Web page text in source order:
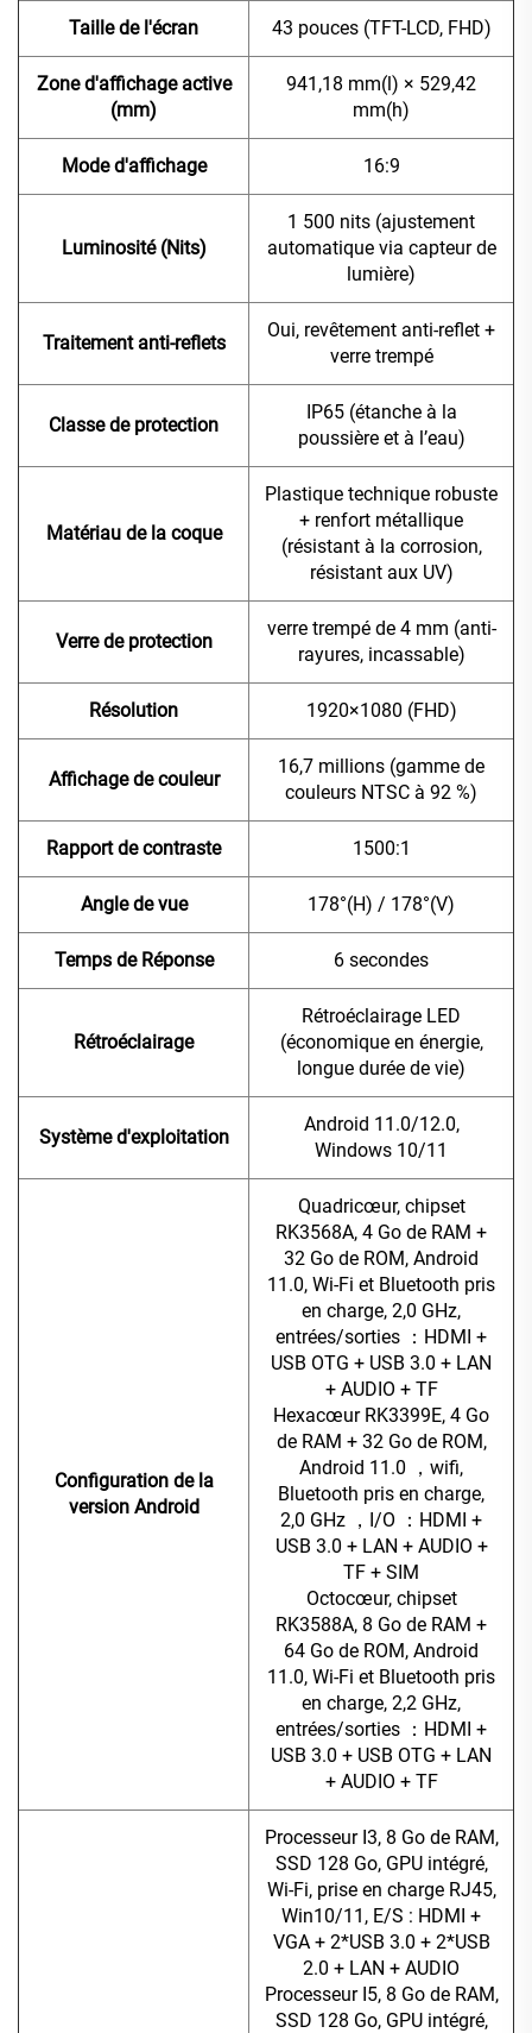
Taille de l'écran 43 pouces (TFT-LCD, FHD)
Zone d'affichage active
(mm)
941,18 mm(l) × 529,42
mm(h)
Mode d'affichage 16:9
Luminosité (Nits)
1 500 nits (ajustement
automatique via capteur de
lumière)
Traitement anti-reflets
Oui, revêtement anti-reflet +
verre trempé
Classe de protection
IP65 (étanche à la
poussière et à l’eau)
Matériau de la coque
Plastique technique robuste
+ renfort métallique
(résistant à la corrosion,
résistant aux UV)
Verre de protection
verre trempé de 4 mm (anti-
rayures, incassable)
Résolution 1920×1080 (FHD)
Affichage de couleur
16,7 millions (gamme de
couleurs NTSC à 92 %)
Rapport de contraste 1500:1
Angle de vue 178°(H) / 178°(V)
Temps de Réponse 6 secondes
Rétroéclairage
Rétroéclairage LED
(économique en énergie,
longue durée de vie)
Système d'exploitation
Android 11.0/12.0,
Windows 10/11
Configuration de la
version Android
Quadricœur, chipset
RK3568A, 4 Go de RAM +
32 Go de ROM, Android
11.0, Wi-Fi et Bluetooth pris
en charge, 2,0 GHz,
entrées/sorties ： HDMI +
USB OTG + USB 3.0 + LAN
+ AUDIO + TF
Hexacœur RK3399E, 4 Go
de RAM + 32 Go de ROM,
Android 11.0
， wifi,
Bluetooth pris en charge,
2,0 GHz ， I/O ： HDMI +
USB 3.0 + LAN + AUDIO +
TF + SIM
Octocœur, chipset
RK3588A, 8 Go de RAM +
64 Go de ROM, Android
11.0, Wi-Fi et Bluetooth pris
en charge, 2,2 GHz,
entrées/sorties ： HDMI +
USB 3.0 + USB OTG + LAN
+ AUDIO + TF
Processeur I3, 8 Go de RAM,
SSD 128 Go, GPU intégré,
Wi-Fi, prise en charge RJ45,
Win10/11, E/S : HDMI +
VGA + 2*USB 3.0 + 2*USB
2.0 + LAN + AUDIO
Processeur I5, 8 Go de RAM,
SSD 128 Go, GPU intégré,